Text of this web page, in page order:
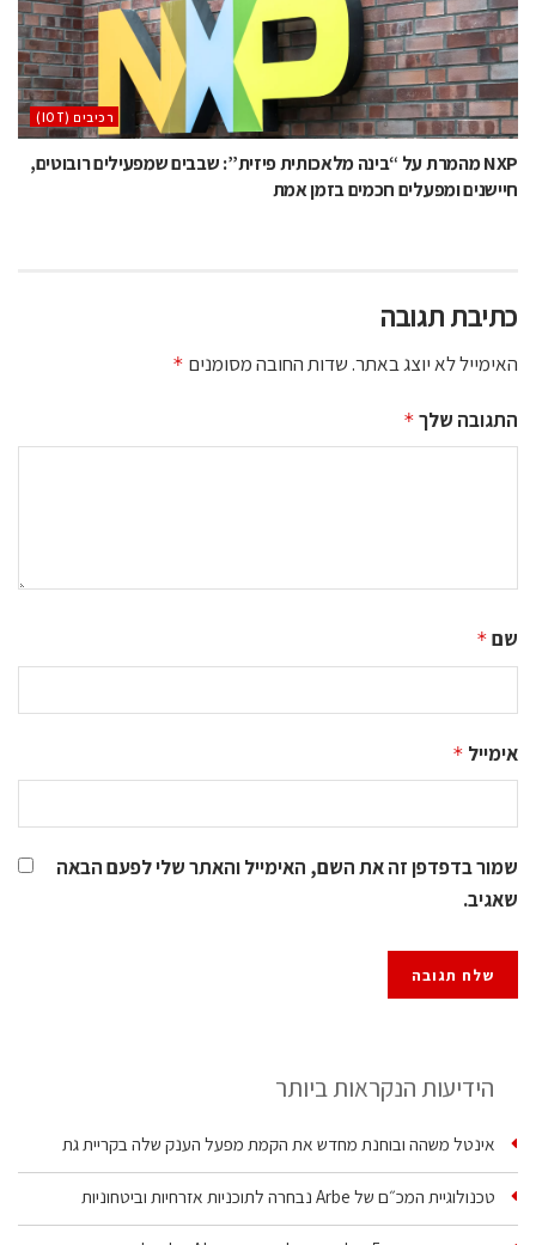
‫רכיבים‬ (IOT)
NXP מהמרת על “בינה מלאכותית פיזית”: שבבים שמפעילים רובוטים,
חיישנים ומפעלים חכמים בזמן אמת
כתיבת תגובה
האימייל לא יוצג באתר.שדות החובה מסומנים *
התגובה שלך *
שם *
אימייל *
שמור בדפדפן זה את השם, האימייל והאתר שלי לפעם הבאה
שאגיב.
הידיעות הנקראות ביותר
אינטל משהה ובוחנת מחדש את הקמת מפעל הענק שלה בקריית גת
טכנולוגיית המכ״ם של Arbe נבחרה לתוכניות אזרחיות וביטחוניות